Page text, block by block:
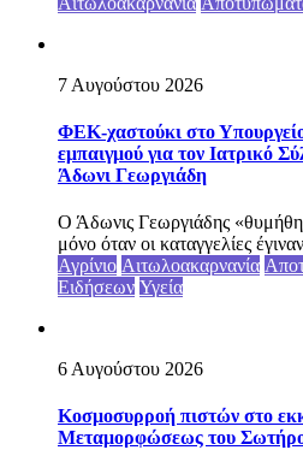
7 Αυγούστου 2026
ΦΕΚ-χαστούκι στο
εμπαιγμού για τον Ιατρικό
Άδωνι Γεωργιάδη
Ο Άδωνις Γεωργιάδης
μόνο όταν οι καταγγελίες
Αγρίνιο Αιτωλοακαρνανία
Ειδήσεων Υγεία
6 Αυγούστου 2026
Κοσμοσυρροή πιστών στο
Μεταμορφώσεως του